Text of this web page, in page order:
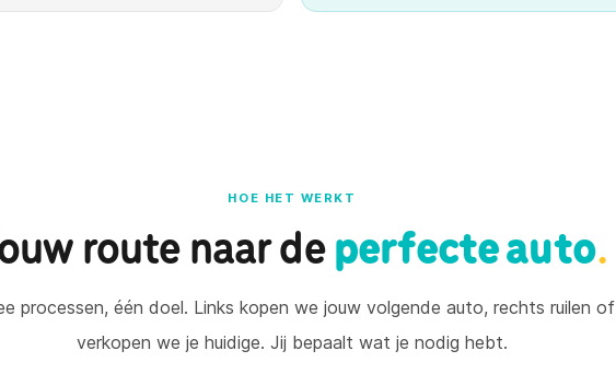
HOE HET WERKT
route naar de perfecte auto.
processen, één doel. Links kopen we jouw volgende auto, rechts ruilen of
verkopen we je huidige. Jij bepaalt wat je nodig hebt.